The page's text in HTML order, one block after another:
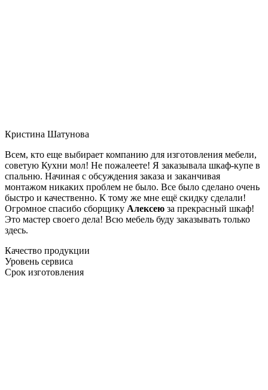
Кристина Шатунова
Всем, кто еще выбирает компанию для изготовления мебели,
советую Кухни мол! Не пожалеете! Я заказывала шкаф-купе в
спальню. Начиная с обсуждения заказа и заканчивая
монтажом никаких проблем не было. Все было сделано очень
быстро и качественно. К тому же мне ещё скидку сделали!
Огромное спасибо сборщику Алексею за прекрасный шкаф!
Это мастер своего дела! Всю мебель буду заказывать только
здесь.
Качество продукции
Уровень сервиса
Срок изготовления